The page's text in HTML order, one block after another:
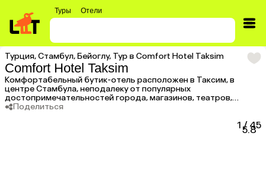
Туры Отели
Турция,Стамбул,Бейоглу, Тур в Comfort Hotel Taksim
Comfort Hotel Taksim
Комфортабельный бутик-отель расположен в Таксим, в
центре Стамбула, неподалеку от популярных
достопримечательностей города, магазинов, театров,
ночных клубов, развлекательных центров.
Поделиться
5.8
1 / 45